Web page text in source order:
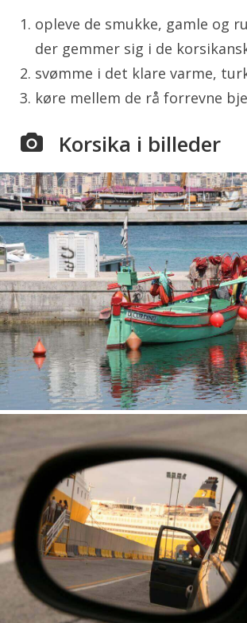
opleve de smukke, gamle og
der gemmer sig i de
svømme i det klare varme,
køre mellem de rå forrevne
Korsika i billeder